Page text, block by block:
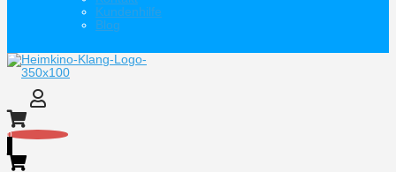
Kundenhilfe
Blog
0